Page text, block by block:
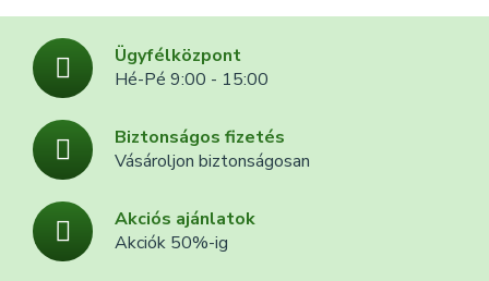
Ügyfélközpont
Hé-Pé 9:00 - 15:00
Biztonságos fizetés
Vásároljon biztonságosan
Akciós ajánlatok
Akciók 50%-ig